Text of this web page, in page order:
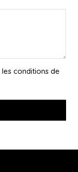
les conditions de